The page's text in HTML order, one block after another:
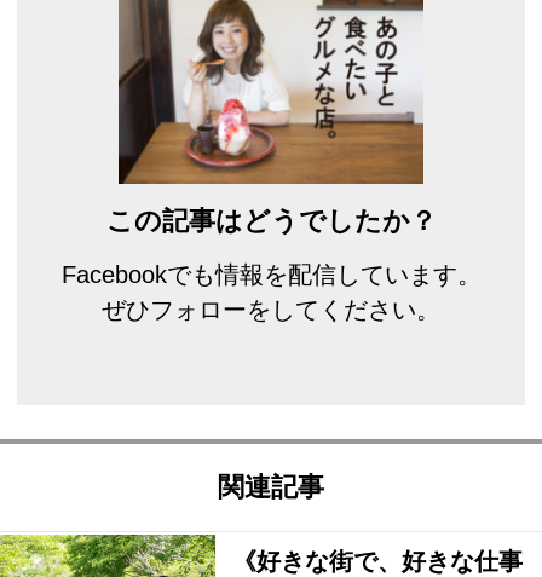
この記事はどうでしたか？
Facebookでも情報を配信しています。
ぜひフォローをしてください。
関連記事
《好きな街で、好きな仕事